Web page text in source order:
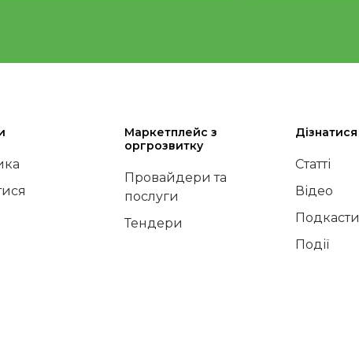
Маркетплейс з
оргрозвитку
Провайдери та
послуги
Тендери
Дізнатися
Статті
Відео
Подкасти
Події